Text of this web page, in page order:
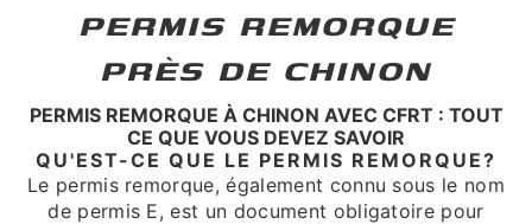
PERMIS REMORQUE
PRÈS DE CHINON
PERMIS REMORQUE À CHINON AVEC CFRT : TOUT
CE QUE VOUS DEVEZ SAVOIR
QU'EST-CE QUE LE PERMIS REMORQUE?
Le permis remorque, également connu sous le nom
de permis E, est un document obligatoire pour